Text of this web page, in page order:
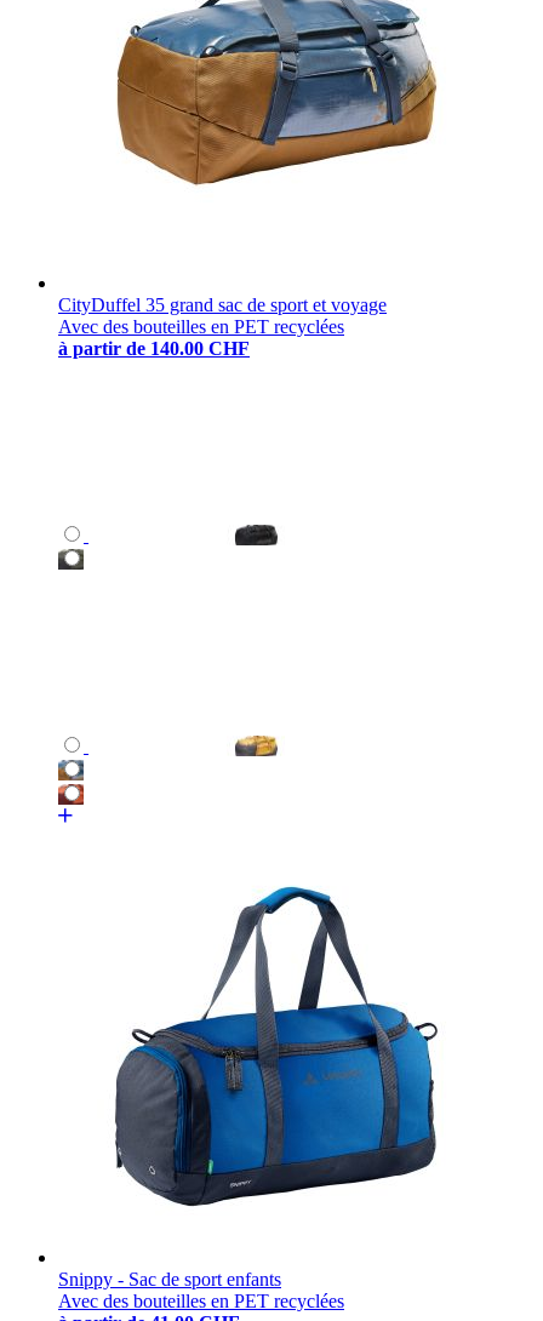
CityDuffel 35 grand sac de sport et voyage
Avec des bouteilles en PET recyclées
à partir de 140.00 CHF
Snippy - Sac de sport enfants
Avec des bouteilles en PET recyclées